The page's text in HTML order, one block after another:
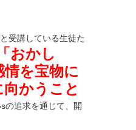
受講している生徒た
「おかし
を宝物に
かうこと
の追求を通じて、開